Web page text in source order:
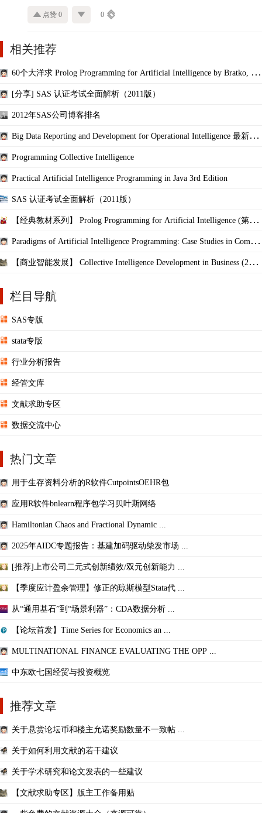
点赞 0 0
相关推荐
60个大洋求 Prolog Programming for Artificial Intelligence by Bratko, Iva
[分享] SAS 认证考试全面解析（2011版）
2012年SAS公司博客排名
Big Data Reporting and Development for Operational Intelligence 最新
Programming Collective Intelligence
Practical Artificial Intelligence Programming in Java 3rd Edition
SAS 认证考试全面解析（2011版）
【经典教材系列】 Prolog Programming for Artificial Intelligence (第4
Paradigms of Artificial Intelligence Programming: Case Studies in Commo
【商业智能发展】 Collective Intelligence Development in Business (201
栏目导航
SAS专版
stata专版
行业分析报告
经管文库
文献求助专区
数据交流中心
热门文章
用于生存资料分析的R软件CutpointsOEHR包
应用R软件bnlearn程序包学习贝叶斯网络
Hamiltonian Chaos and Fractional Dynamic ...
2025年AIDC专题报告：基建加码驱动柴发市场 ...
[推荐]上市公司二元式创新绩效/双元创新能力 ...
【季度应计盈余管理】修正的琼斯模型Stata代 ...
从“通用基石”到“场景利器”：CDA数据分析 ...
【论坛首发】Time Series for Economics an ...
MULTINATIONAL FINANCE EVALUATING THE OPP ...
中东欧七国经贸与投资概览
推荐文章
关于悬赏论坛币和楼主允诺奖励数量不一致帖 ...
关于如何利用文献的若干建议
关于学术研究和论文发表的一些建议
【文献求助专区】版主工作备用贴